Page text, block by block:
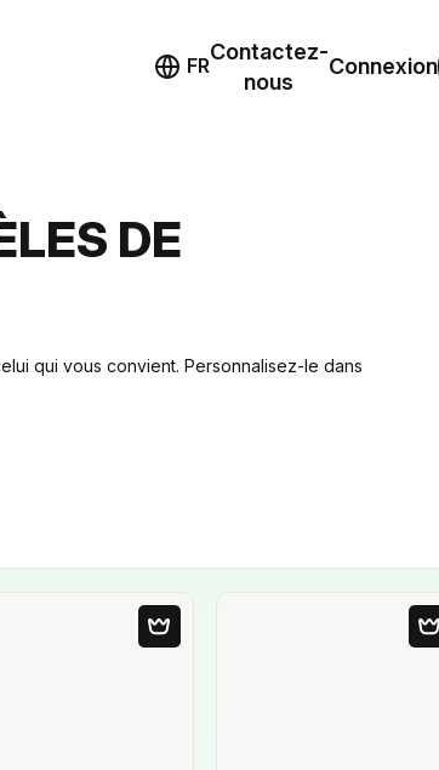
FR
Contactez-
nous
Connexion
DE
qui vous convient. Personnalisez-le dans